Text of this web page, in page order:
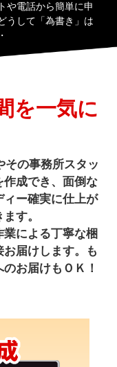
や電話から簡単に申
うして「為書き」は
を一気に
その事務所スタッ
成でき、 面倒な
ー確実に仕上が
す。
による丁寧な梱
届けします。
も
お届けもＯＫ！